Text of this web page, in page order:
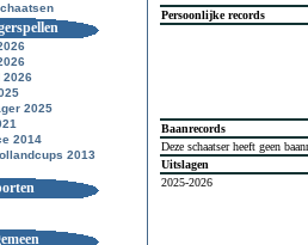
2026
2025
2014
2013
Persoonlijke records
Baanrecords
Deze schaatser heeft geen
Uitslagen
2025-2026